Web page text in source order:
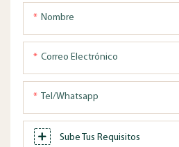
Nombre
Correo Electrónico
Tel/whatsapp
Sube Tus Requisitos